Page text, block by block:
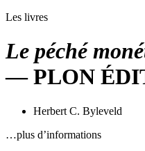
Les livres
Le péché
— PLON
Herbert C. Byleveld
…plus d’informations